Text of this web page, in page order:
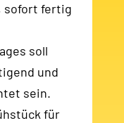
sofort fertig
soll
und
sein.
für